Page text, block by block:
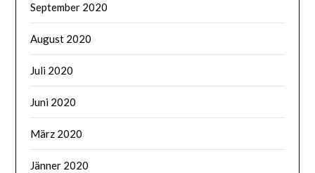
September 2020
August 2020
Juli 2020
Juni 2020
März 2020
Jänner 2020